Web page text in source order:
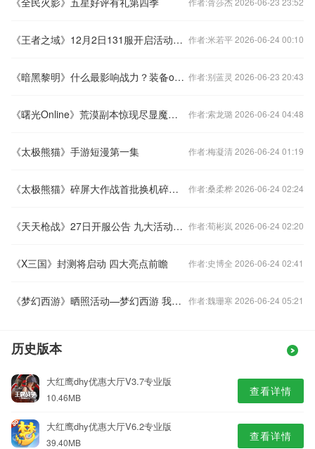
《王者之域》12月2日131服开启活动助力主公 作者:米若平 2026-06-24 00:10
《暗黑黎明》什么最影响战力？装备or佣兵？ 作者:别蓝灵 2026-06-23 20:43
《曙光Online》荒漠副本惊现尽显魔幻情怀 作者:索龙璐 2026-06-24 04:48
《太极熊猫》手游短漫第一集 作者:梅凝清 2026-06-24 01:19
《太极熊猫》碎屏大作战首批换机碎屏勇士名单公布 作者:桑柔桦 2026-06-24 02:24
《天天枪战》27日开服公告 九大活动登场 作者:荀彬岚 2026-06-24 02:20
《X三国》封测将启动 四大亮点前瞻 作者:史博全 2026-06-24 02:41
《梦幻西游》晒照活动—梦幻西游 我撑你 作者:魏珊寒 2026-06-24 05:21
历史版本
大红鹰dhy优惠大厅V3.7专业版
10.46MB 查看详情
大红鹰dhy优惠大厅V6.2专业版
39.40MB 查看详情